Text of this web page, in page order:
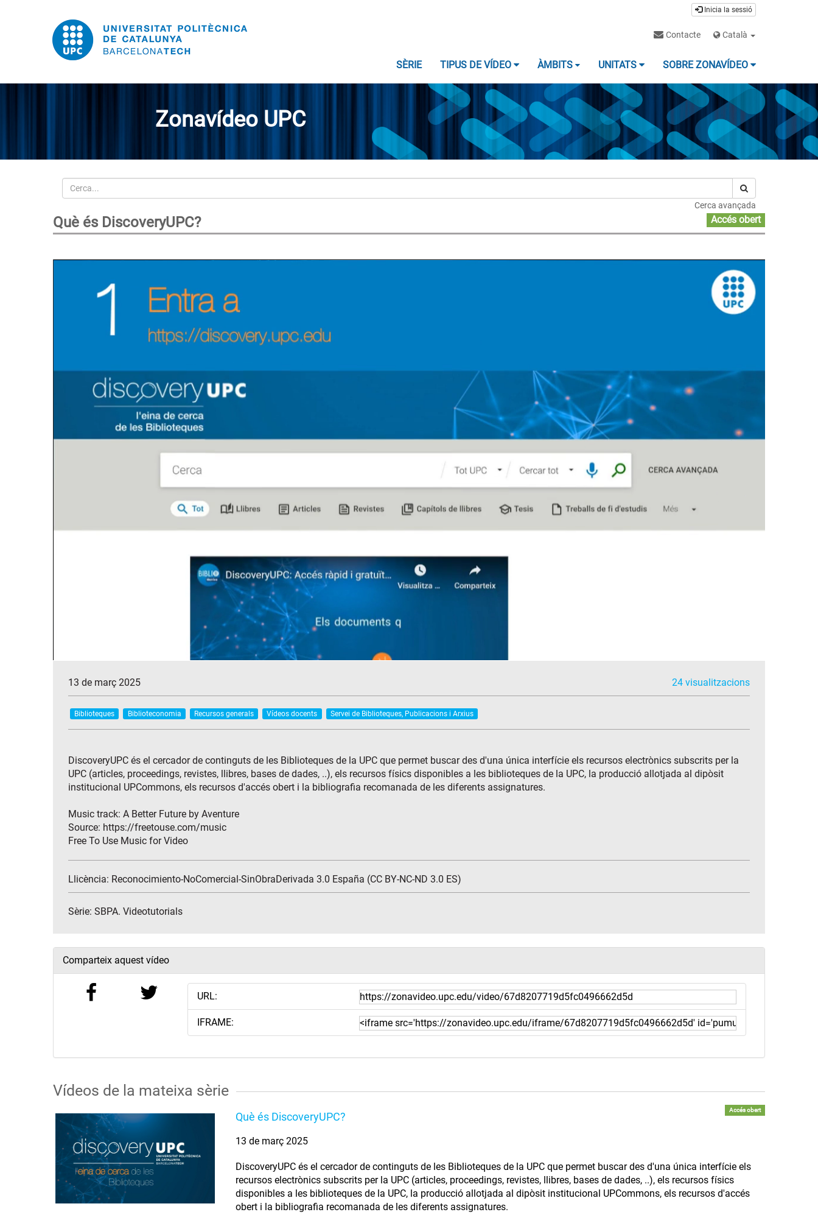
Inicia la sessió
Contacte Català
SÈRIE TIPUS DE VÍDEO ÀMBITS UNITATS SOBRE ZONAVÍDEO
Zonavídeo UPC
Cerca
Cerca avançada
Què és DiscoveryUPC? Accés obert
13 de març 2025 24 visualitzacions
Biblioteques Biblioteconomia Recursos generals Vídeos docents Servei de Biblioteques, Publicacions i Arxius
DiscoveryUPC és el cercador de continguts de les Biblioteques de la UPC que permet buscar des d'una única interfície els recursos electrònics subscrits per la
UPC (articles, proceedings, revistes, llibres, bases de dades, ..), els recursos físics disponibles a les biblioteques de la UPC, la producció allotjada al dipòsit
institucional UPCommons, els recursos d'accés obert i la bibliografia recomanada de les diferents assignatures.
Music track: A Better Future by Aventure
Source: https://freetouse.com/music
Free To Use Music for Video
Llicència: Reconocimiento-NoComercial-SinObraDerivada 3.0 España (CC BY-NC-ND 3.0 ES)
Sèrie: SBPA. Videotutorials
Comparteix aquest vídeo
URL:
IFRAME:
Vídeos de la mateixa sèrie
Què és DiscoveryUPC?
Accés obert
13 de març 2025
DiscoveryUPC és el cercador de continguts de les Biblioteques de la UPC que permet buscar des d'una única interfície els
recursos electrònics subscrits per la UPC (articles, proceedings, revistes, llibres, bases de dades, ..), els recursos físics
disponibles a les biblioteques de la UPC, la producció allotjada al dipòsit institucional UPCommons, els recursos d'accés
obert i la bibliografia recomanada de les diferents assignatures.